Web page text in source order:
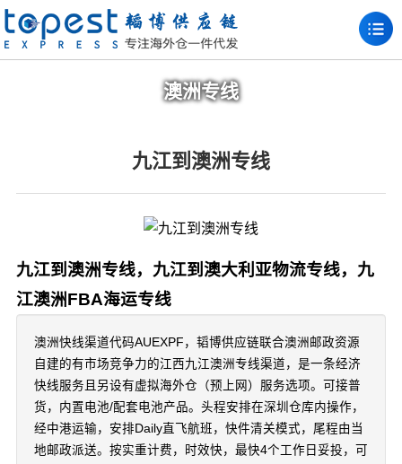
澳洲专线
九江到澳洲专线
九江到澳洲专线，九江到澳大利亚物流专线，九
江澳洲FBA海运专线
澳洲快线渠道代码AUEXPF，韬博供应链联合澳洲邮政资源
自建的有市场竞争力的江西九江澳洲专线渠道，是一条经济
快线服务且另设有虚拟海外仓（预上网）服务选项。可接普
货，内置电池/配套电池产品。头程安排在深圳仓库内操作，
经中港运输，安排Daily直飞航班，快件清关模式，尾程由当
地邮政派送。按实重计费，时效快，最快4个工作日妥投，可